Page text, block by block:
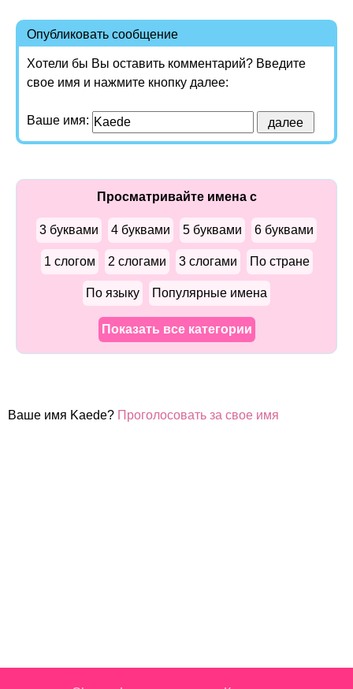
Опубликовать сообщение
Хотели бы Вы оставить комментарий? Введите
свое имя и нажмите кнопку далее:
Ваше имя:
Просматривайте имена с
3 буквами 4 буквами 5 буквами 6 буквами
1 слогом 2 слогами 3 слогами По стране
По языку Популярные имена
Показать все категории
Ваше имя Kaede? Проголосовать за свое имя